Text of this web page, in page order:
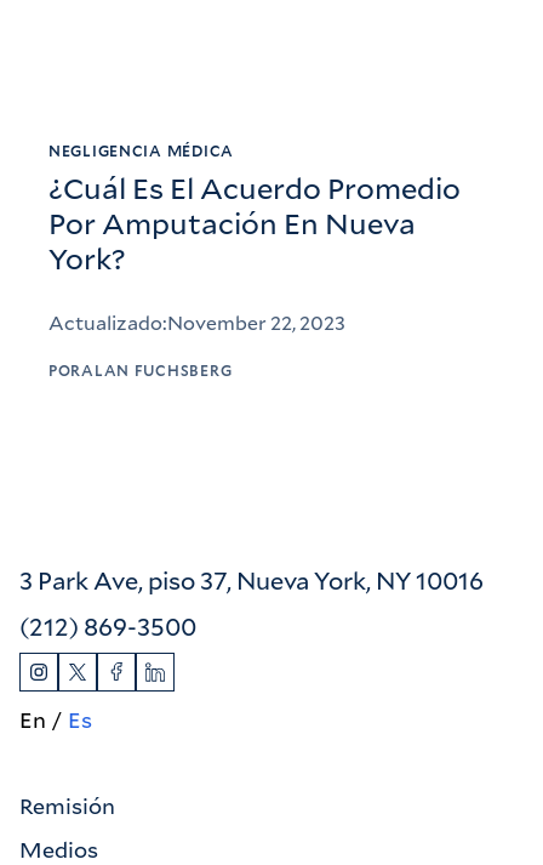
NEGLIGENCIA MÉDICA
¿Cuál Es El Acuerdo Promedio
Por Amputación En Nueva
York?
Actualizado:November 22, 2023
PORALAN FUCHSBERG
3 Park Ave, piso 37, Nueva York, NY 10016
(212) 869-3500
En Es
Remisión
Medios